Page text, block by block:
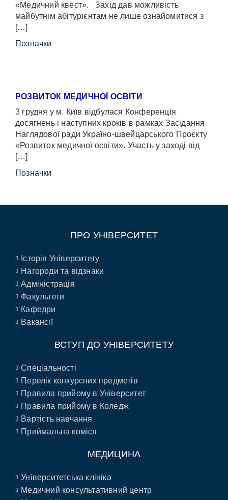
«Медичний квест». Захід дав можливість
майбутнім абітурієнтам не лише ознайомитися з
[…]
Позначки
РОЗВИТОК МЕДИЧНОЇ ОСВІТИ
3 грудня у м. Київ відбулася Конференція
досягнень і наступних кроків в рамках Засідання
Наглядової ради Україно-швейцарського Проєкту
«Розвиток медичної освіти». Участь у заході від
[…]
Позначки
ПРО УНІВЕРСИТЕТ
Історія Університету
Нагороди та відзнаки
Адміністрація
Факультети
Кафедри
Вакансії
ВСТУП ДО УНІВЕРСИТЕТУ
Спеціальності
Перелік конкурсних предметів
Правила прийому в Університет
Правила прийому в Коледж
Вартість навчання
Приймальна коміся
МЕДИЦИНА
Університетська клініка
Медичний консультативний центр